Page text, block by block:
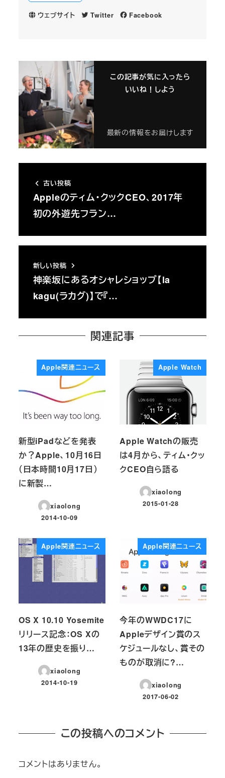
ウェブサイト Twitter Facebook
この記事が気に入ったら
いいね！しよう
最新の情報をお届けします
古い投稿
Appleのティム・クックCEO、2017年
初の外遊先フラン…
新しい投稿
神楽坂にあるオシャレショップ【la
kagu(ラカグ)】で『…
関連記事
Apple関連ニュース
新型iPadなどを発表
か？Apple、10月16日
（日本時間10月17日）
に新製…
xiaolong
投稿日
2014-10-09
Apple Watch
Apple Watchの販売
は4月から、ティム・クッ
クCEO自ら語る
xiaolong
投稿日
2015-01-28
Apple関連ニュース
OS X 10.10 Yosemite
リリース記念：OS Xの
13年の歴史を振り…
xiaolong
投稿日
2014-10-19
Apple関連ニュース
今年のWWDC17に
Appleデザイン賞のス
ケジュールなし、賞その
ものが取消に?…
xiaolong
投稿日
2017-06-02
この投稿へのコメント
コメントはありません。